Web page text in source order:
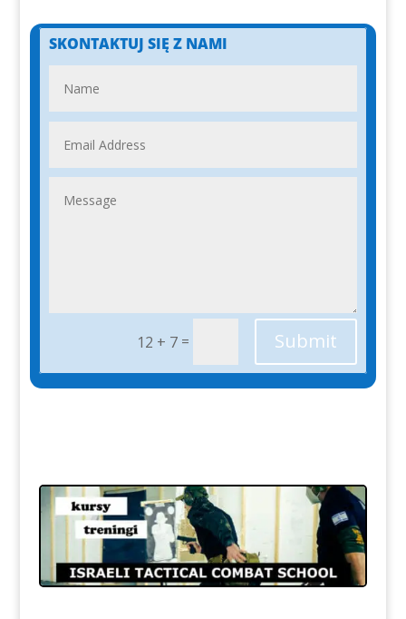
SKONTAKTUJ SIĘ Z NAMI
12 + 7 = Submit